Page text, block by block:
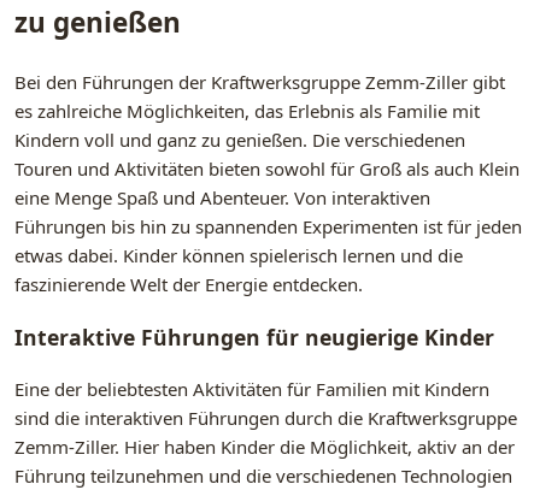
zu genießen
Bei den Führungen der Kraftwerksgruppe Zemm-Ziller gibt
es zahlreiche Möglichkeiten, das Erlebnis als Familie mit
Kindern voll und ganz zu genießen. Die verschiedenen
Touren und Aktivitäten bieten sowohl für Groß als auch Klein
eine Menge Spaß und Abenteuer. Von interaktiven
Führungen bis hin zu spannenden Experimenten ist für jeden
etwas dabei. Kinder können spielerisch lernen und die
faszinierende Welt der Energie entdecken.
Interaktive Führungen für neugierige Kinder
Eine der beliebtesten Aktivitäten für Familien mit Kindern
sind die interaktiven Führungen durch die Kraftwerksgruppe
Zemm-Ziller. Hier haben Kinder die Möglichkeit, aktiv an der
Führung teilzunehmen und die verschiedenen Technologien